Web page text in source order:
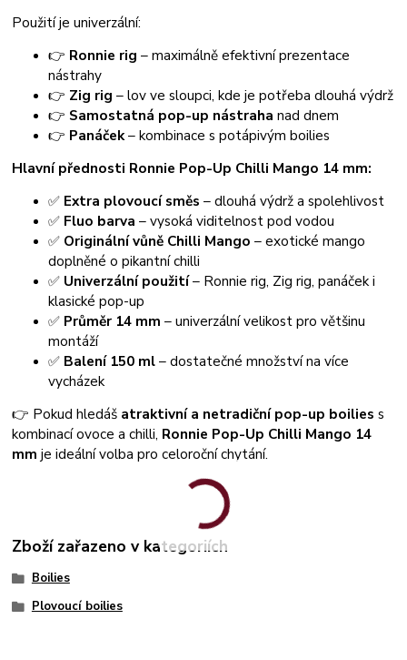
Použití je univerzální:
👉 Ronnie rig – maximálně efektivní prezentace
nástrahy
👉 Zig rig – lov ve sloupci, kde je potřeba dlouhá výdrž
👉 Samostatná pop-up nástraha nad dnem
👉 Panáček– kombinace s potápivým boilies
Hlavní přednosti Ronnie Pop-Up Chilli Mango 14 mm:
✅ Extra plovoucí směs – dlouhá výdrž a spolehlivost
✅ Fluo barva – vysoká viditelnost pod vodou
✅ Originální vůně Chilli Mango – exotické mango
doplněné o pikantní chilli
✅ Univerzální použití– Ronnie rig, Zig rig, panáček i
klasické pop-up
✅ Průměr 14 mm – univerzální velikost pro většinu
montáží
✅ Balení 150 ml– dostatečné množství na více
vycházek
👉 Pokud hledáš atraktivní a netradiční pop-up boilies s
kombinací ovoce a chilli, Ronnie Pop-Up Chilli Mango 14
mm je ideální volba pro celoroční chytání.
Zboží zařazeno v kategoriích
Boilies
Plovoucí boilies